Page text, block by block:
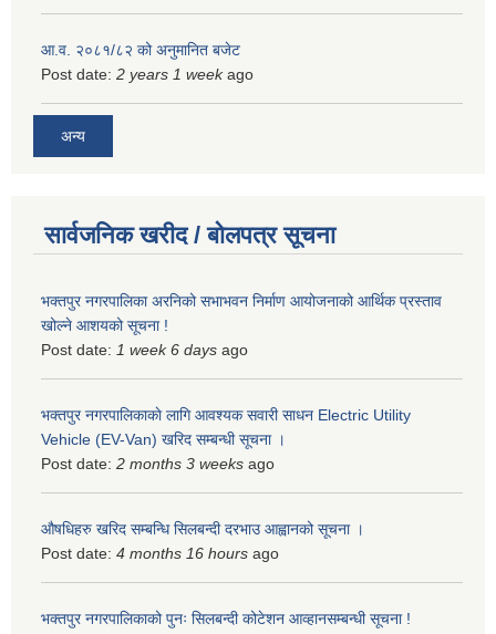
आ.व. २०८१/८२ को अनुमानित बजेट
Post date: 2 years 1 weekago
अन्य
सार्वजनिक खरीद / बोलपत्र सूचना
भक्तपुर नगरपालिका अरनिको सभाभवन निर्माण आयोजनाको आर्थिक प्रस्ताव
खोल्ने आशयको सूचना !
Post date: 1 week 6 days ago
भक्तपुर नगरपालिकाकाे लागि आवश्यक सवारी साधन Electric Utility
Vehicle (EV-Van) खरिद सम्बन्धी सूचना ।
Post date: 2 months 3 weeks ago
औषधिहरु खरिद सम्बन्धि सिलबन्दी दरभाउ आह्वानको सूचना ।
Post date: 4 months 16 hours ago
भक्तपुर नगरपालिकाको पुनः सिलबन्दी कोटेशन आव्हानसम्बन्धी सूचना !